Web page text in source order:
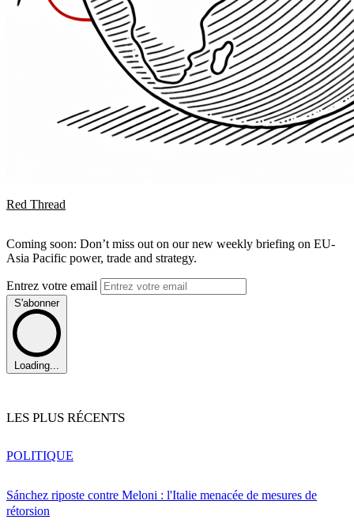
Red Thread
Coming soon: Don’t miss out on our new weekly briefing on EU-
Asia Pacific power, trade and strategy.
Entrez votre email
S'abonner
Loading...
LES PLUS RÉCENTS
Sánchez riposte contre Meloni : l'Italie menacée de mesures de
rétorsion
POLITIQUE